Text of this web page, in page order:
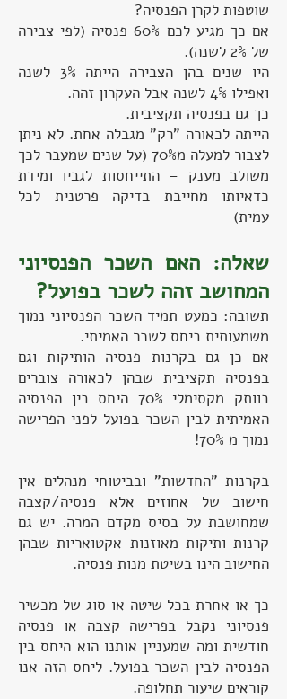
שוטפות לקרן הפנסיה?
אם כך מגיע לכם 60% פנסיה (לפי צבירה
של 2% לשנה).
היו שנים בהן הצבירה הייתה 3% לשנה
ואפילו 4% לשנה אבל העקרון זהה.
כך גם בפנסיה תקציבית.
הייתה לכאורה "רק" מגבלה אחת. לא ניתן
לצבור למעלה מ70% (על שנים שמעבר לכך
משולב מענק – התייחסות לגביו ומידת
כדאיותו מחייבת בדיקה פרטנית לכל
עמית)
שאלה: האם השכר הפנסיוני
המחושב זהה לשכר בפועל?
תשובה: כמעט תמיד השכר הפנסיוני נמוך
משמעותית ביחס לשכר האמיתי.
אם כן גם בקרנות פנסיה הותיקות וגם
בפנסיה תקציבית שבהן לכאורה צוברים
בוותק מקסימלי 70% היחס בין הפנסיה
האמיתית לבין השכר בפועל לפני הפרישה
נמוך מ 70%!
בקרנות "החדשות" ובביטוחי מנהלים אין
חישוב של אחוזים אלא פנסיה/קצבה
שמחושבת על בסיס מקדם המרה. יש גם
קרנות ותיקות מאוזנות אקטואריות שבהן
החישוב הינו בשיטת מנות פנסיה.
כך או אחרת בכל שיטה או סוג של מכשיר
פנסיוני נקבל בפרישה קצבה או פנסיה
חודשית ומה שמעניין אותנו הוא היחס בין
הפנסיה לבין השכר בפועל. ליחס הזה אנו
קוראים שיעור תחלופה.